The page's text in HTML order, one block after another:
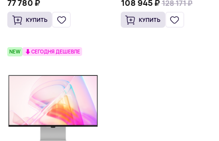
77 780 ₽
КУПИТЬ
128 171 ₽
108 945 ₽ 128 171 ₽
КУПИТЬ
NEW СЕГОДНЯ ДЕШЕВЛЕ